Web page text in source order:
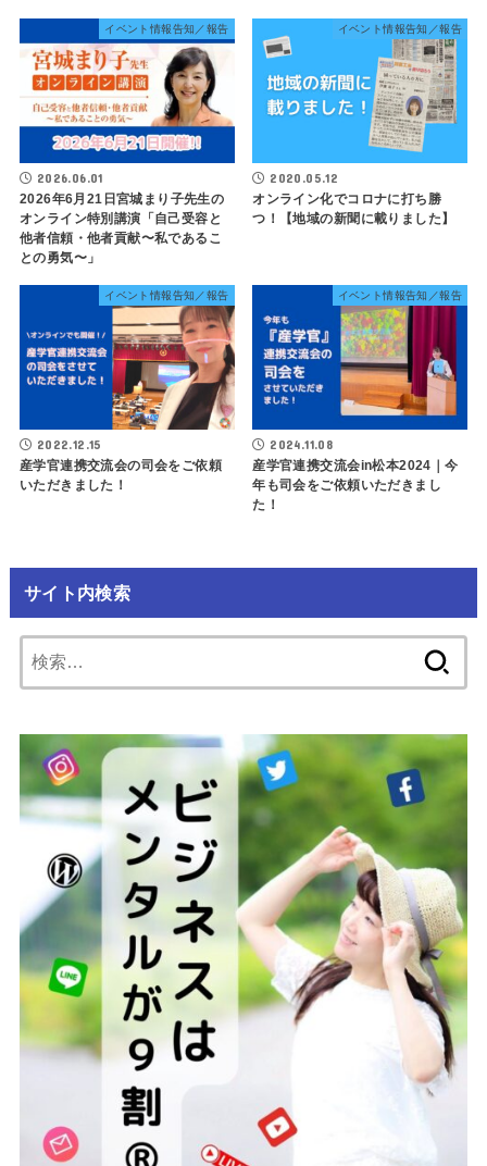
イベント情報告知／報告
2026.06.01
2026年6月21日宮城まり子先生の
オンライン特別講演「自己受容と
他者信頼・他者貢献〜私であるこ
との勇気〜」
イベント情報告知／報告
2020.05.12
オンライン化でコロナに打ち勝
つ！【地域の新聞に載りました】
イベント情報告知／報告
2022.12.15
産学官連携交流会の司会をご依頼
いただきました！
イベント情報告知／報告
2024.11.08
産学官連携交流会in松本2024｜今
年も司会をご依頼いただきまし
た！
サイト内検索
索: